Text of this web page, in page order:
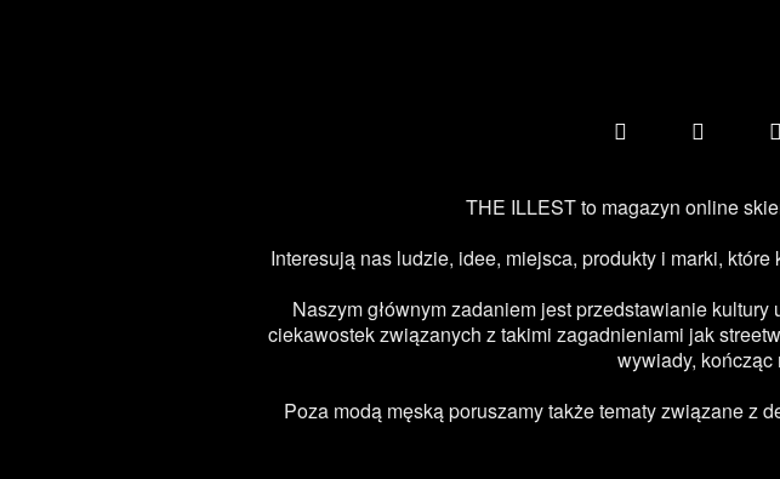
THE ILLEST to magazyn online
Interesują nas ludzie, idee, miejsca, produkty i marki,
Naszym głównym zadaniem jest przedstawianie
ciekawostek związanych z takimi zagadnieniami jak
wywiady,
Poza modą męską poruszamy także tematy związane z